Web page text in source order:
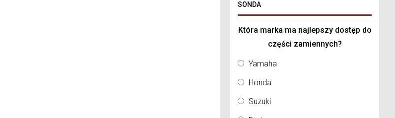
SONDA
Która marka ma najlepszy dostęp do
części zamiennych?
Yamaha
Honda
Suzuki